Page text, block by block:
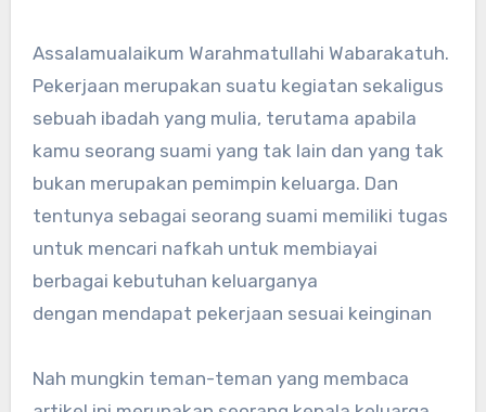
Assalamualaikum Warahmatullahi Wabarakatuh.
Pekerjaan merupakan suatu kegiatan sekaligus
sebuah ibadah yang mulia, terutama apabila
kamu seorang suami yang tak lain dan yang tak
bukan merupakan pemimpin keluarga. Dan
tentunya sebagai seorang suami memiliki tugas
untuk mencari nafkah untuk membiayai
berbagai kebutuhan keluarganya
dengan mendapat pekerjaan sesuai keinginan
Nah mungkin teman-teman yang membaca